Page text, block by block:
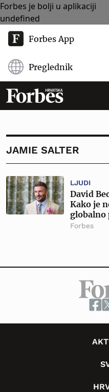
Forbes je bolji u aplikaciji
undefined
Forbes App
Preglednik
JAMIE SALTER
LJUDI
David
Kako je
globalno
Forbes